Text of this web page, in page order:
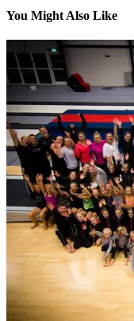
You Might Also Like